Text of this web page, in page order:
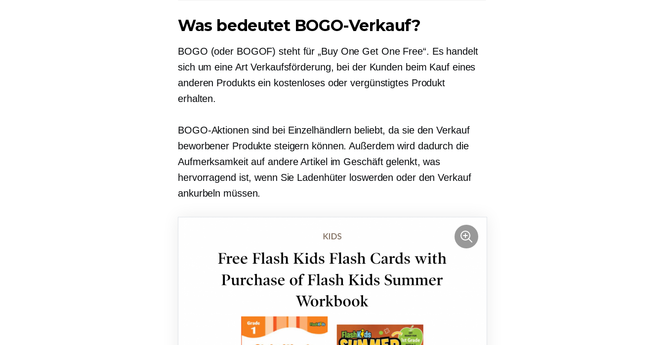
Was bedeutet BOGO-Verkauf?
BOGO (oder BOGOF) steht für „Buy One Get One Free“. Es handelt
sich um eine Art Verkaufsförderung, bei der Kunden beim Kauf eines
anderen Produkts ein kostenloses oder vergünstigtes Produkt
erhalten.
BOGO-Aktionen sind bei Einzelhändlern beliebt, da sie den Verkauf
beworbener Produkte steigern können. Außerdem wird dadurch die
Aufmerksamkeit auf andere Artikel im Geschäft gelenkt, was
hervorragend ist, wenn Sie Ladenhüter loswerden oder den Verkauf
ankurbeln müssen.